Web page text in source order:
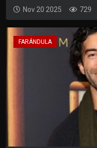
Nov 20 2025 729
FARÁNDULA